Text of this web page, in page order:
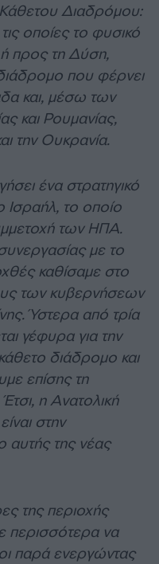
Διαδρόμου:
οποίες το φυσικό
προς τη Δύση,
που φέρνει
και, μέσω των
και Ρουμανίας,
την Ουκρανία.
ένα στρατηγικό
Ισραήλ, το οποίο
των ΗΠΑ.
με το
καθίσαμε στο
των κυβερνήσεων
Ύστερα από τρία
γέφυρα για την
διάδρομο και
επίσης τη
η Ανατολική
στην
αυτής της νέας
της περιοχής
περισσότερα να
παρά ενεργώντας